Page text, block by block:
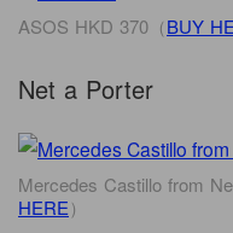
ASOS HKD 370（BUY
Net a Porter
Mercedes Castillo from
HERE）